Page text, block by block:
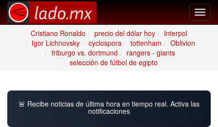
Cristiano Ronaldo
precio del dólar hoy
Interpol
Igor Lichnovsky
cyclospora tottenham
Oblivion
friburgo vs. dortmund
rangers - giants
selección de fútbol de egipto
🚨 Recibe noticias de última hora en tiempo real. Activa las
notificaciones